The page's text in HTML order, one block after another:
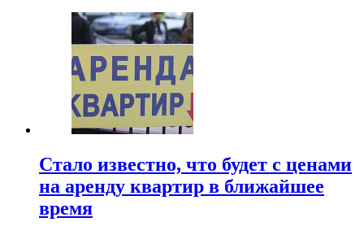
Стало известно, что будет с ценами
на аренду квартир в ближайшее
время